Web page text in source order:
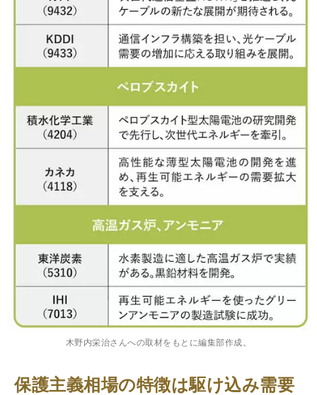
木野内栄治さんへの取材をもとに編集部作成。
保護主義相場の特徴は駆け込み需要